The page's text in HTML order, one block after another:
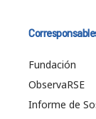
Fundación
ObservaRSE
Informe de